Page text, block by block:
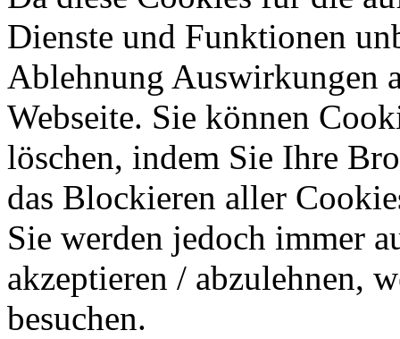
Dienste und Funktionen
Ablehnung Auswirkungen
Webseite. Sie können
löschen, indem Sie Ihre
das Blockieren aller
Sie werden jedoch immer
akzeptieren / abzulehnen,
besuchen.